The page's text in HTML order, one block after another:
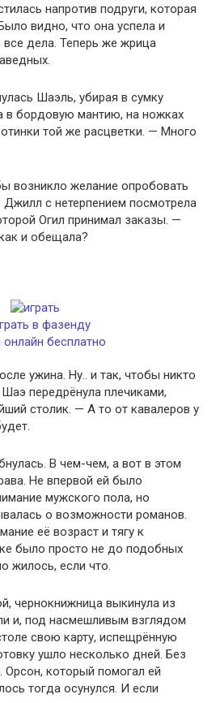
напротив подруги, которая
видно, что она успела и
все дела. Теперь же жрица
Шаэль, убирая в сумку
в бордовую мантию, на ножках
той же расцветки. — Много
возникло желание опробовать
с нетерпением посмотрела
Огил принимал заказы. —
и обещала?
ужина. Ну.. и так, чтобы никто
передрёнула плечиками,
столик. — А то от кавалеров у
В чем-чем, а вот в этом
Не впервой ей было
мужского пола, но
о возможности романов.
её возраст и тягу к
было просто не до подобных
жилось, если что.
чернокнижница выкинула из
и, под насмешливым взглядом
свою карту, испещрённую
ушло несколько дней. Без
который помогал ей
тогда осунулся. И если